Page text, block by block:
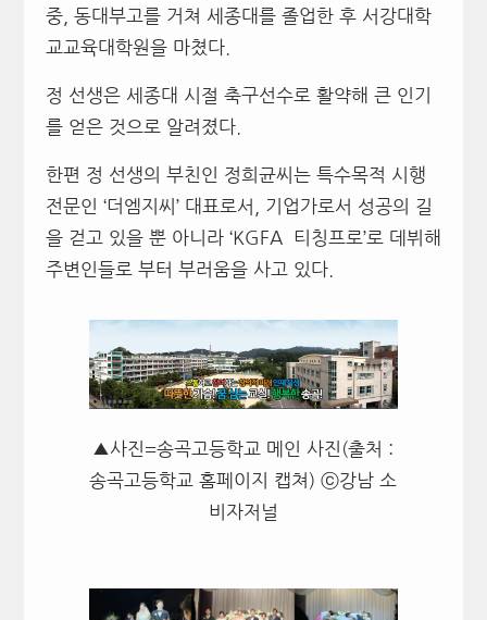
중, 동대부고를 거쳐 세종대를 졸업한 후 서강대학
교교육대학원을 마쳤다.
정 선생은 세종대 시절 축구선수로 활약해 큰 인기
를 얻은 것으로 알려졌다.
한편 정 선생의 부친인 정희균씨는 특수목적 시행
전문인 ‘더엠지씨’ 대표로서, 기업가로서 성공의 길
을 걷고 있을 뿐 아니라 ‘KGFA 티칭프로’로 데뷔해
주변인들로 부터 부러움을 사고 있다.
▲사진=송곡고등학교 메인 사진(출처 :
송곡고등학교 홈페이지 캡쳐) ⓒ강남 소
비자저널